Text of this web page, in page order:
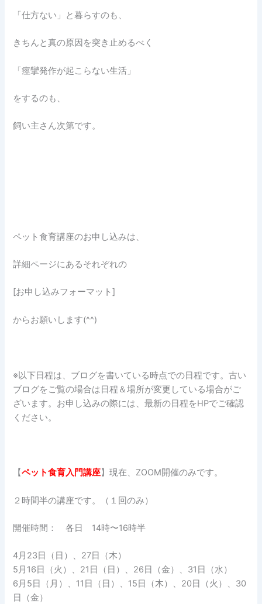
「仕方ない」と暮らすのも、
きちんと真の原因を突き止めるべく
「痙攣発作が起こらない生活」
をするのも、
飼い主さん次第です。
ペット食育講座のお申し込みは、
詳細ページにあるそれぞれの
[お申し込みフォーマット]
からお願いします(^^)
※以下日程は、ブログを書いている時点での日程です。古い
ブログをご覧の場合は日程＆場所が変更している場合がご
ざいます。お申し込みの際には、最新の日程をHPでご確認
ください。
【ペット食育入門講座】現在、ZOOM開催のみです。
２時間半の講座です。（１回のみ）
開催時間： 各日 14時〜16時半
4月23日（日）、27日（木）
5月16日（火）、21日（日）、26日（金）、31日（水）
6月5日（月）、11日（日）、15日（木）、20日（火）、30
日（金）